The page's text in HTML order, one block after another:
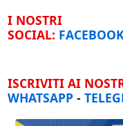
I NOSTRI
SOCIAL:
ISCRIVITI AI
WHATSAPP-